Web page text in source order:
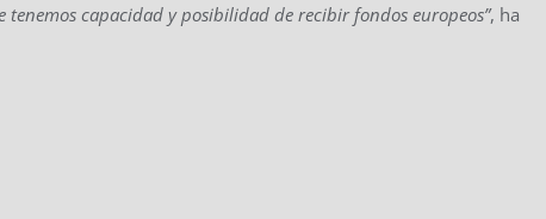
capacidad y posibilidad de recibir fondos europeos”, ha